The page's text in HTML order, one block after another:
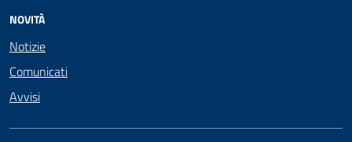
NOVITÀ
Notizie
Comunicati
Avvisi